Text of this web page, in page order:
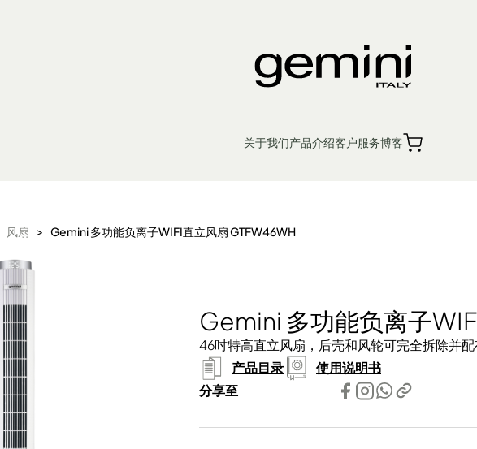
关于我们产品介绍
衣物烘干机 风扇蒸汽挂烫机 熨斗电暖产品吸尘机 除尘螨机
气炸锅 气炸焗炉 厨余机电磁炉 电陶炉 煮食炉榨汁机 搅拌机 厨师机 食物
头发造型器
品
客户服务
家电维修收集站
博客
风扇 > Gemini 多功能负离子WIFI直立风扇 GTFW46WH
Gemini 多功能负离子
46吋特高直立风扇，后壳和风轮可完全拆除并配
产品目录
使用说明书
分享至